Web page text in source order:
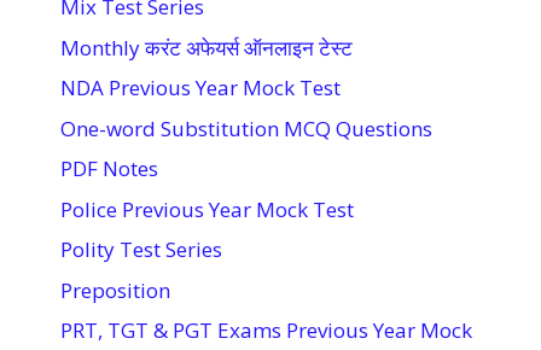
Mix Test Series
Monthly करंट अफेयर्स ऑनलाइन टेस्ट
NDA Previous Year Mock Test
One-word Substitution MCQ Questions
PDF Notes
Police Previous Year Mock Test
Polity Test Series
Preposition
PRT, TGT & PGT Exams Previous Year Mock